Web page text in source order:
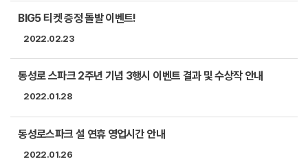
BIG5 티켓 증정 돌발 이벤트!
2022.02.23
동성로 스파크 2주년 기념 3행시 이벤트 결과 및 수상작 안내
2022.01.28
동성로스파크 설 연휴 영업시간 안내
2022.01.26